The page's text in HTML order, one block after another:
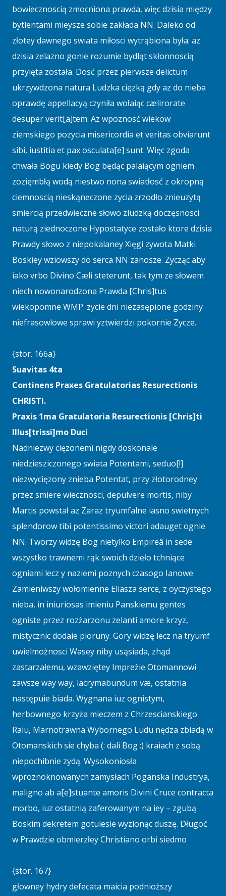
bowiecznoscią zmocniona prawda, więc dzisia między
bytlentami mieysze sobie zakłada NN. Daleko od
złotey dawnego swiata miłosci wytrąbiona była: az
dzisia zelazno gonie rozumie bydląt skłonnoscią
przyięta została. Dosć przez pierwsze delictum
ukrzywdzona natura Ludzka cięzką gdy az do nieba
oprawdę appellacyą czyniła wołaiąc cælirorate
desuper verit[a]tem: Az wpoznosć wiekow
ziemskiego pozycia misericordia et veritas obviarunt
sibi, iustitia et pax osculata[e] sunt. Więc zgoda
chwała Bogu kiedy Bog będąc palaiącym ogniem
zozięmbłą wodą niestwo nona swiatłosć z okropną
ciemnoscią nieskąneczone zycia zrzodło znieuzytą
smiercią przedwieczne słowo zludzką doczęsnosci
naturą ziednoczone Hypostatyce zostało ktore dzisia
Prawdy słowo z niepokalaney Xięgi zywota Matki
Boskiey wziowszy do serca NN zanosze. Zycząc aby
iako vrbo Divino Cæli steterunt, tak tym ze słowem
niech nowonarodzona Prawda [Chris]tus
wiekopomne WMP. zycie dni niezasępione godziny
niefrasowlowe sprawi yztwierdzi pokornie Zycze.
{stor. 166a}
Suavitas 4ta
Continens Praxes Gratulatorias Resurectionis
CHRISTI.
Praxis 1ma Gratulatoria Resurectionis [Chris]ti
Illus[trissi]mo Duci
Nadniezwy cięzonemi nigdy doskonale
niedziesziczonego swiata Potentami, seduo[!]
niezwycięzony znieba Potentat, przy złotorodney
przez smiere wiecznosci, depulvere mortis, niby
Martis powstał az Zaraz tryumfalne iasno swietnych
splendorow tibi potentissimo victori adauget ognie
NN. Tworzy widzę Bog nietylko Empireâ in sede
wszystko trawnemi rąk swoich dzieło tchniące
ogniami lecz y naziemi poznych czasogo Ianowe
Zamieniwszy wołomienne Eliasza serce, z oyczystego
nieba, in iniuriosas imieniu Panskiemu gentes
ogniste przez rozżarzonu zelanti amore krzyz,
mistycznic dodaie pioruny. Gory widzę lecz na tryumf
uwielmożnosci Wasey niby usąsiada, zhąd
zastarzałemu, wzawziętey Impreżie Otomannowi
zawsze way way, lacrymabundum væ, ostatnia
następuie biada. Wygnana iuz ognistym,
herbownego krzyża mieczem z Chrzescianskiego
Raiu, Marnotrawna Wybornego Ludu nędza zbiadą w
Otomanskich sie chyba (: dali Bog :) kraiach z sobą
niepochibnie zydą. Wysokoniosła
wproznoknowanych zamysłach Poganska Industrya,
maligno ab a[e]stuante amoris Divini Cruce contracta
morbo, iuz ostatnią zaferowanym na iey – zgubą
Boskim dekretem gotuiesie wyzionąc duszę. Długoć
w Prawdzie obmierzłey Christiano orbi siedmo
{stor. 167}
głowney hydry defecata maicia podnioższy